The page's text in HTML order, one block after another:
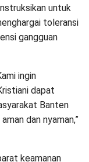
untuk
toleransi
gangguan
ingin
dapat
Banten
dan nyaman,”
keamanan